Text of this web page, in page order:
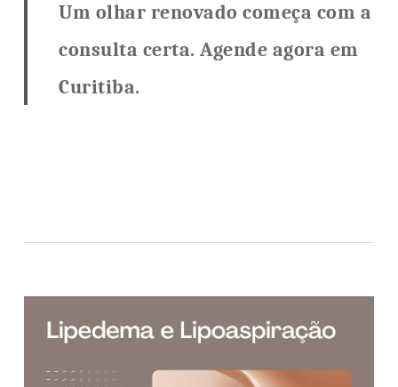
Um olhar renovado começa com a
consulta certa. Agende agora em
Curitiba.